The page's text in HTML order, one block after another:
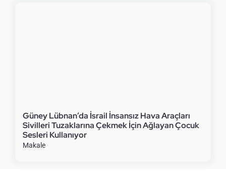
Güney Lübnan’da İsrail İnsansız Hava Araçları
Sivilleri Tuzaklarına Çekmek İçin Ağlayan Çocuk
Sesleri Kullanıyor
Makale